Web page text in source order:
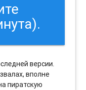
версии.
вполне
пиратскую